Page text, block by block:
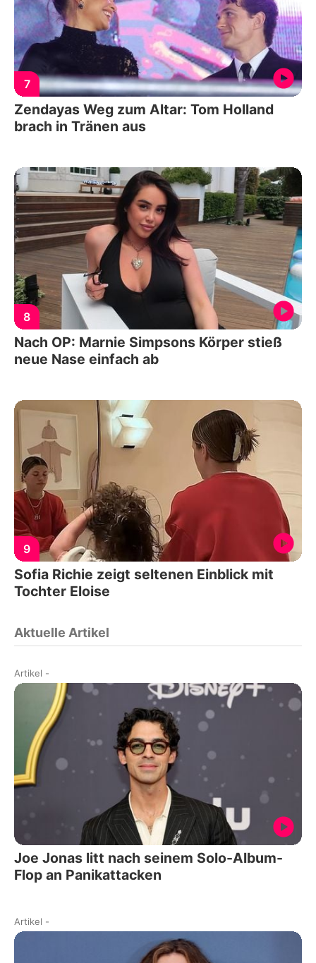
7
Zendayas Weg zum Altar: Tom Holland
brach in Tränen aus
8
Nach OP: Marnie Simpsons Körper stieß
neue Nase einfach ab
9
Sofia Richie zeigt seltenen Einblick mit
Tochter Eloise
Aktuelle Artikel
Artikel -
Joe Jonas litt nach seinem Solo-Album-
Flop an Panikattacken
Artikel -